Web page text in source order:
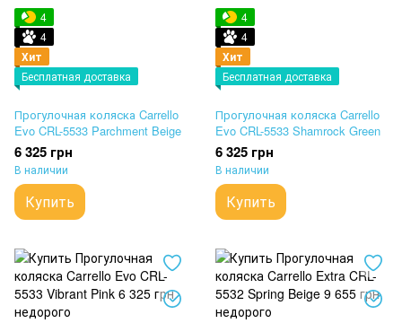
4
4
Хит
Бесплатная доставка
Прогулочная коляска Carrello
Evo CRL-5533 Parchment Beige
6 325 грн
В наличии
Купить
4
4
Хит
Бесплатная доставка
Прогулочная коляска Carrello
Evo CRL-5533 Shamrock Green
6 325 грн
В наличии
Купить